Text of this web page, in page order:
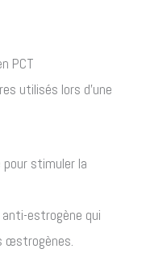
PCT
utilisés lors d’une
stimuler la
estrogène qui
œstrogènes.